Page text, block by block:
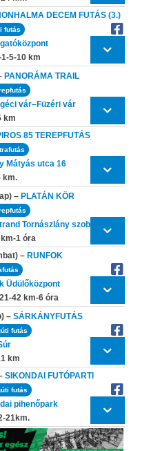
DECEM FUTÁS (3.)
futás
5-10 km
PANORÁMA TRAIL
vár–Füzéri vár
km
85 TEREPFUTÁS
Mátyás utca 16
km.
– PLATÁN KÖR
Tornászlány szobra
1 óra
– RUNFOK
Üdülőközpont
42 km-6 óra
– SÁRKÁNYFUTÁS
futás
km
SIKONDAI FUTÓPARTI
futás
pihenőpark
21km.